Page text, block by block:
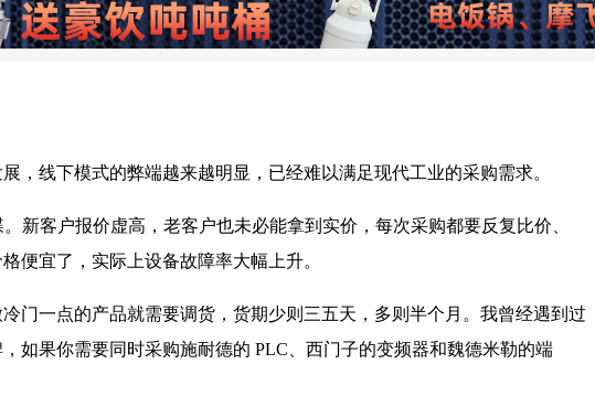
线下模式的弊端越来越明显，已经难以满足现代工业的采购需求。
新客户报价虚高，老客户也未必能拿到实价，每次采购都要反复比价、
便宜了，实际上设备故障率大幅上升。
门一点的产品就需要调货，货期少则三五天，多则半个月。我曾经遇到过
如果你需要同时采购施耐德的 PLC、西门子的变频器和魏德米勒的端